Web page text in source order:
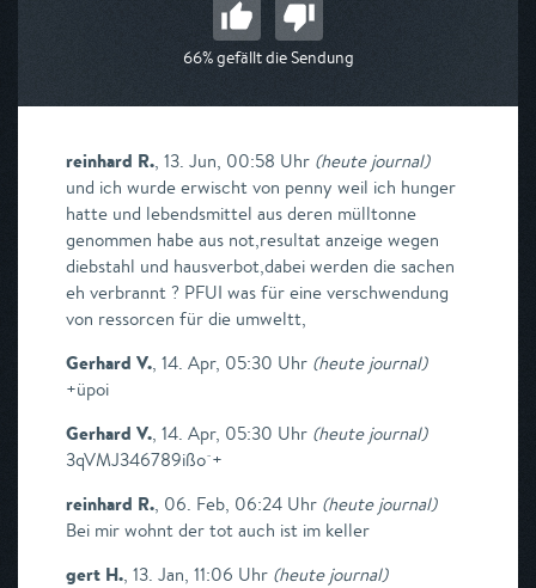
66% gefällt die Sendung
reinhard R., 13. Jun, 00:58 Uhr (heute journal)
und ich wurde erwischt von penny weil ich hunger
hatte und lebendsmittel aus deren mülltonne
genommen habe aus not,resultat anzeige wegen
diebstahl und hausverbot,dabei werden die sachen
eh verbrannt ? PFUI was für eine verschwendung
von ressorcen für die umweltt,
Gerhard V., 14. Apr, 05:30 Uhr (heute journal)
+üpoi
Gerhard V., 14. Apr, 05:30 Uhr (heute journal)
3qVMJ346789ißo´+
reinhard R., 06. Feb, 06:24 Uhr (heute journal)
Bei mir wohnt der tot auch ist im keller
gert H., 13. Jan, 11:06 Uhr (heute journal)